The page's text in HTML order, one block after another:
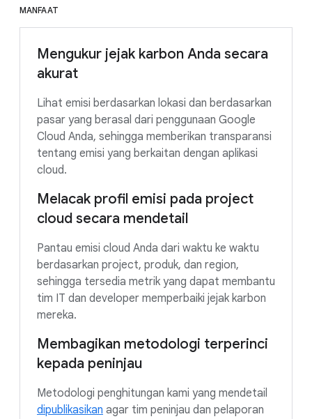
MANFAAT
Mengukur jejak karbon Anda secara
akurat
Lihat emisi berdasarkan lokasi dan berdasarkan
pasar yang berasal dari penggunaan Google
Cloud Anda, sehingga memberikan transparansi
tentang emisi yang berkaitan dengan aplikasi
cloud.
Melacak profil emisi pada project
cloud secara mendetail
Pantau emisi cloud Anda dari waktu ke waktu
berdasarkan project, produk, dan region,
sehingga tersedia metrik yang dapat membantu
tim IT dan developer memperbaiki jejak karbon
mereka.
Membagikan metodologi terperinci
kepada peninjau
Metodologi penghitungan kami yang mendetail
dipublikasikan agar tim peninjau dan pelaporan